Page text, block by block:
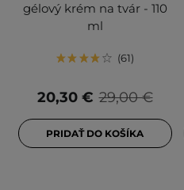
gélový krém na tvár - 110
ml
61
29,00 €
20,30 €
PRIDAŤ DO KOŠÍKA